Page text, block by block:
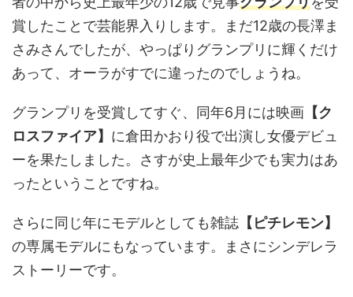
賞したことで芸能界入りします。まだ12歳の長澤ま
さみさんでしたが、やっぱりグランプリに輝くだけ
あって、オーラがすでに違ったのでしょうね。
グランプリを受賞してすぐ、同年6月には映画 【ク
ロスファイア】 に倉田かおり役で出演し女優デビュ
ーを果たしました。さすが史上最年少でも実力はあ
ったということですね。
さらに同じ年にモデルとしても雑誌 【ピチレモン】
の専属モデルにもなっています。まさにシンデレラ
ストーリーです。